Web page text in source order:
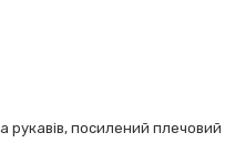
рукавів, посилений